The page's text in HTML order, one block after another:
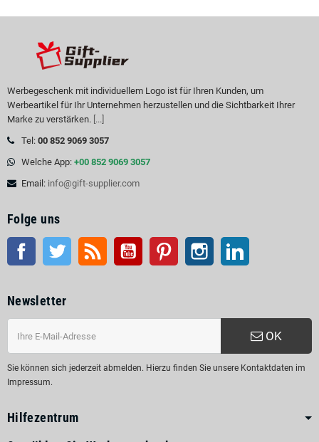
Werbegeschenk mit individuellem Logo ist für Ihren Kunden, um
Werbeartikel für Ihr Unternehmen herzustellen und die Sichtbarkeit Ihrer
Marke zu verstärken. [...]
Tel: 00 852 9069 3057
Welche App: +00 852 9069 3057
Email: info@gift-supplier.com
Folge uns
Facebook Twitter RSS Youtube Pinterest Instagram
Newsletter
OK
Sie können sich jederzeit abmelden. Hierzu finden Sie unsere Kontaktdaten im
Impressum.
Hilfezentrum